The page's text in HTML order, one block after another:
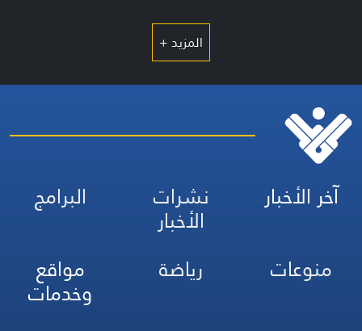
المزيد +
آخر الأخبار نشرات
الأخبار
البرامج
منوعات
رياضة مواقع
وخدمات